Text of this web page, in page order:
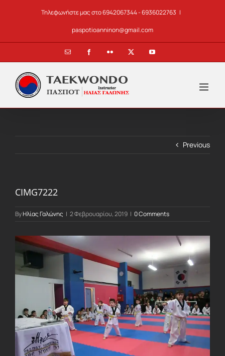
Τηλεφωνήστε μας στο 6942067344 - 6936022763 |
paspotioanninon@gmail.com
Email FacebookFlickr YouTube
Previous
CIMG7222
ByΗλίας Γαλώνης | 2 Φεβρουαρίου, 2019 | 0 Comments